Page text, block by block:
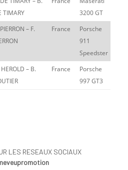
TIMARY
3200 GT
– F.
France
Porsche
911
Speedster
– B.
France
Porsche
997 GT3
LES RESEAUX SOCIAUX